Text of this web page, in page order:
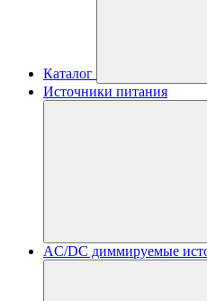
Каталог
Источники питания
AC/DC диммируемые